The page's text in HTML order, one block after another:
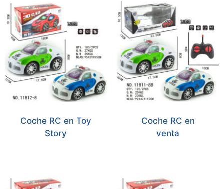
Coche RC en Toy
Story
Coche RC en
venta